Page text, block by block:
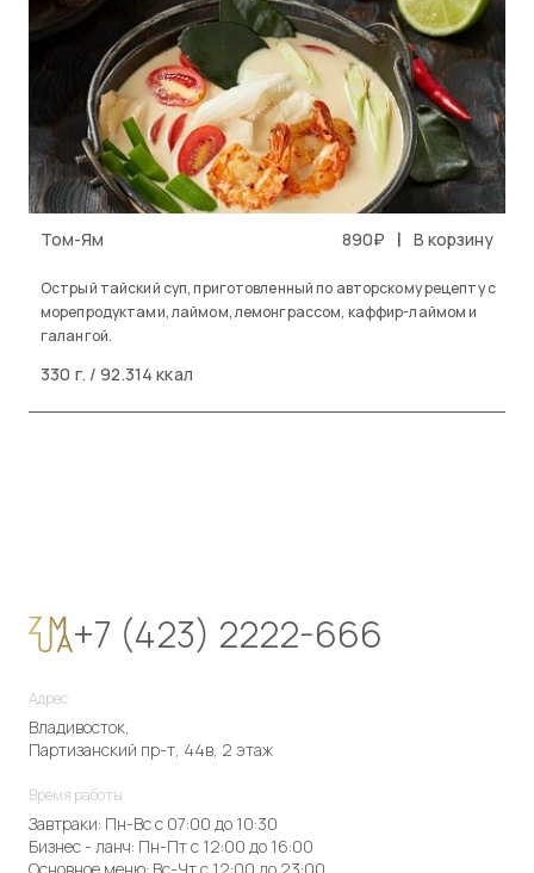
Том-Ям 890₽ | В корзину
Острый тайский суп, приготовленный по авторскому рецепту с
морепродуктами, лаймом, лемонграссом, каффир-лаймом и
галангой.
330 г. / 92.314 ккал
+7 (423) 2222-666
Адрес
Владивосток,
Партизанский пр-т, 44в, 2 этаж
Время работы
Завтраки: Пн-Вс с 07:00 до 10:30
Бизнес - ланч: Пн-Пт с 12:00 до 16:00